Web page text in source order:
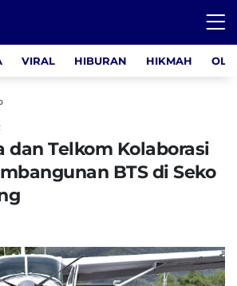
VIRAL HIBURAN HIKMAH
dan Telkom Kolaborasi
BTS di Seko